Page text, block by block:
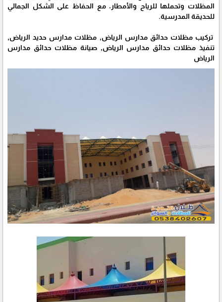
المظلات وتحملها للرياح والأمطار، مع الحفاظ على الشكل الجمالي
للحديقة المدرسية.
تركيب مظلات حدائق مدارس الرياض, مظلات مدارس حديد الرياض,
تنفيذ مظلات حدائق مدارس الرياض, صيانة مظلات حدائق مدارس
الرياض